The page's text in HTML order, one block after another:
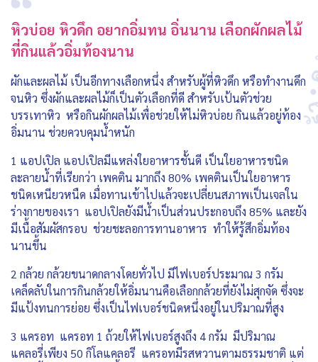
หิวบ่อย หิวดึก อยากอิ่มทน อิ่นนาน เลือกผักผลไม้
ที่กินแล้วอิ่มท้องนาน
ผักและผลไม้ เป็นอีกทางเลือกหนึ่ง สำหรับผู้ที่หิวดึก หรือทำงานดึก
จนหิว ซึ่งผักและผลไม้ก็เป็นตัวเลือกที่ดี สำหรับเป้นตัวช่วย
บรรเทาหิว หรือกินผักผลไม้เพื่อช่วยให้ไม่หิวบ่อย กินแล้วอยู่ท้อง
อิ่มนาน ช่วยควบคุมน้ำหนัก
1 แอปเปิล แอปเปิลมีแหล่งใยอาหารชั้นดี เป็นใยอาหารชนิด
ละลายน้ำที่เรียกว่า เพคติน มากถึง 80% เพคตินเป็นใยอาหาร
ชนิดเหนียวหนืด เมื่อทานเข้าไปแล้วจะเปลี่ยนสภาพเป็นเจลใน
ร่างกายของเรา แอปเปิลยังมีน้ำเป็นส่วนประกอบถึง 85% และยัง
มีเนื้อสัมผัสกรอบ ช่วยชะลอการทานอาหาร ทำให้รู้สึกอิ่มท้อง
นานขึ้น
2 กล้วย กล้วยขนาดกลางโดยทั่วไป มีไฟเบอร์ประมาณ 3 กรัม
เคล็ดลับในการกินกล้วยให้อิ่มนานคือเลือกกล้วยที่ยังไม่สุกจัด ซึ่งจะ
มีแป้งทนการย่อย ซึ่งเป็นไฟเบอร์ชนิดหนึ่งอยู่ในปริมาณที่สูง
3 แครอท แครอท 1 ถ้วยให้ไฟเบอร์สูงถึง 4 กรัม มีปริมาณ
แคลอรี่เพียง 50 กิโลแคลอรี แครอทมีรสหวานตามธรรมชาติ แต่